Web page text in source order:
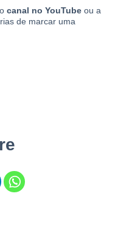
canal no YouTube ou a
de marcar uma